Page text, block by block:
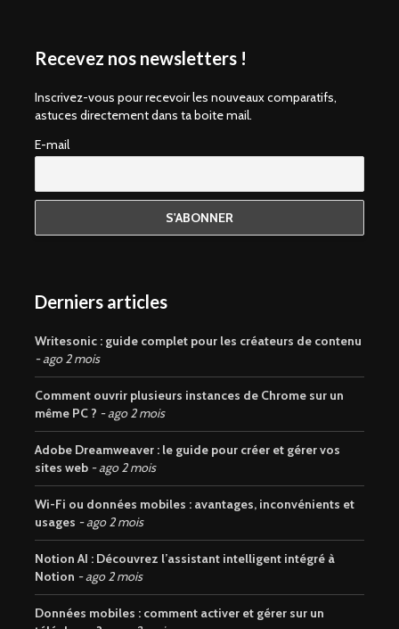
Recevez nos newsletters !
Inscrivez-vous pour recevoir les nouveaux comparatifs,
astuces directement dans ta boite mail.
E-mail
Derniers articles
Writesonic : guide complet pour les créateurs de contenu
ago 2 mois
Comment ouvrir plusieurs instances de Chrome sur un
même PC ?
ago 2 mois
Adobe Dreamweaver : le guide pour créer et gérer vos
sites web
ago 2 mois
Wi-Fi ou données mobiles : avantages, inconvénients et
usages
ago 2 mois
Notion AI : Découvrez l’assistant intelligent intégré à
Notion
ago 2 mois
Données mobiles : comment activer et gérer sur un